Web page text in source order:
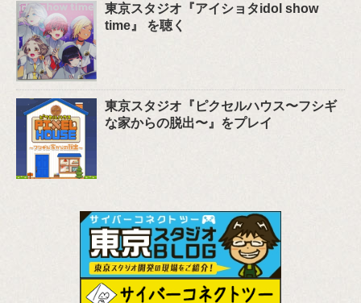
東京スタジオ『アイショタidol show
time』 を聴く
東京スタジオ『ピクセルハウス〜フシギ
な家からの脱出〜』をプレイ